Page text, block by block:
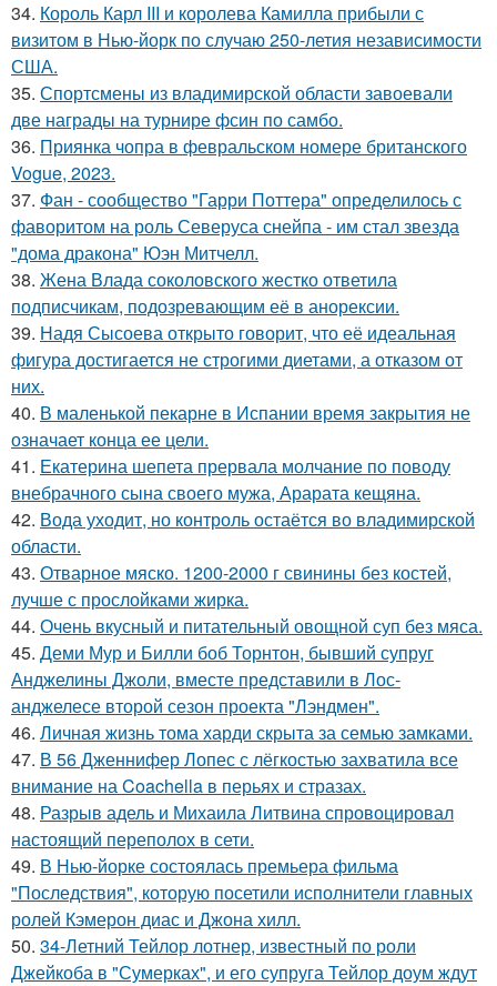
34. Король Карл III и королева Камилла прибыли с
визитом в Нью-йорк по случаю 250-летия независимости
США.
35. Спортсмены из владимирской области завоевали
две награды на турнире фсин по самбо.
36. Приянка чопра в февральском номере британского
Vogue, 2023.
37. Фан - сообщество "Гарри Поттера" определилось с
фаворитом на роль Северуса снейпа - им стал звезда
"дома дракона" Юэн Митчелл.
38. Жена Влада соколовского жестко ответила
подписчикам, подозревающим её в анорексии.
39. Надя Сысоева открыто говорит, что её идеальная
фигура достигается не строгими диетами, а отказом от
них.
40. В маленькой пекарне в Испании время закрытия не
означает конца ее цели.
41. Екатерина шепета прервала молчание по поводу
внебрачного сына своего мужа, Арарата кещяна.
42. Вода уходит, но контроль остаётся во владимирской
области.
43. Отварное мяско. 1200-2000 г свинины без костей,
лучше с прослойками жирка.
44. Очень вкусный и питательный овощной суп без мяса.
45. Деми Мур и Билли боб Торнтон, бывший супруг
Анджелины Джоли, вместе представили в Лос-
анджелесе второй сезон проекта "Лэндмен".
46. Личная жизнь тома харди скрыта за семью замками.
47. В 56 Дженнифер Лопес с лёгкостью захватила все
внимание на Coachella в перьях и стразах.
48. Разрыв адель и Михаила Литвина спровоцировал
настоящий переполох в сети.
49. В Нью-йорке состоялась премьера фильма
"Последствия", которую посетили исполнители главных
ролей Кэмерон диас и Джона хилл.
50. 34-Летний Тейлор лотнер, известный по роли
Джейкоба в "Сумерках", и его супруга Тейлор доум ждут